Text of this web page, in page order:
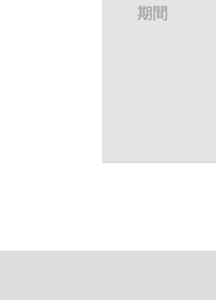
期間